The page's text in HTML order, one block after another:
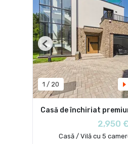
1 / 20
Previous
Casă de închiriat
2,950
Casă / Vilă cu 5